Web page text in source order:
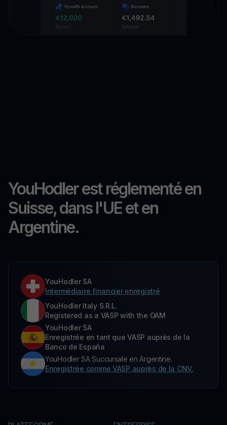
YouHodler est réglementé en
Suisse, dans l'UE et en
Argentine.
YouHodler SA
Intermédiaire financier enregistré
YouHodler Italy S.R.L.
Registered as a VASP with the OAM
YouHodler SA
Enregistrée en tant que VASP auprès de la
Banco de España
YouHodler SA Succursale en Argentine.
Enregistrée comme VASP auprès de la CNV.